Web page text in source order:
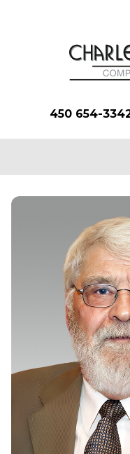
450 654-